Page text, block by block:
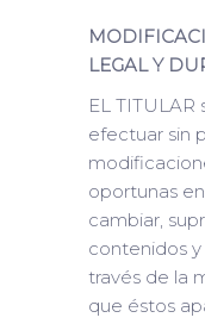
LEGAL Y
EL
efectuar sin
oportunas
cambiar,
contenidos
través de la
que éstos